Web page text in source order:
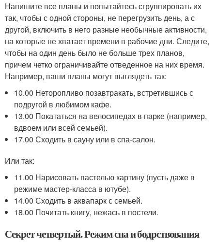
Напишите все планы и попытайтесь сгруппировать их
так, чтобы с одной стороны, не перегрузить день, а с
другой, включить в него разные необычные активности,
на которые не хватает времени в рабочие дни. Следите,
чтобы на один день было не больше трех планов,
причем четко ограничивайте отведенное на них время.
Например, ваши планы могут выглядеть так:
10.00 Неторопливо позавтракать, встретившись с
подругой в любимом кафе.
13.00 Покататься на велосипедах в парке (например,
вдвоем или всей семьей).
17.00 Сходить в сауну или в спа-салон.
Или так:
11.00 Нарисовать пастелью картину (пусть даже в
режиме мастер-класса в ютубе).
14.00 Сходить в аквапарк с семьей.
18.00 Почитать книгу, нежась в постели.
Секрет четвертый. Режим сна и бодрствования